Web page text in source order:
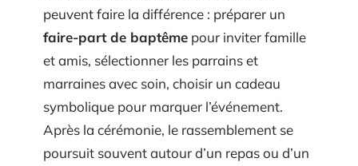
peuvent faire la différence : préparer un
faire-part de baptême pour inviter famille
et amis, sélectionner les parrains et
marraines avec soin, choisir un cadeau
symbolique pour marquer l’événement.
Après la cérémonie, le rassemblement se
poursuit souvent autour d’un repas ou d’un